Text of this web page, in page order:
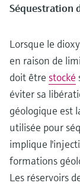
Séquestration
Lorsque le
en raison de
doit être stocké
éviter sa
géologique est
utilisée pour
implique
formations
Les réservoirs